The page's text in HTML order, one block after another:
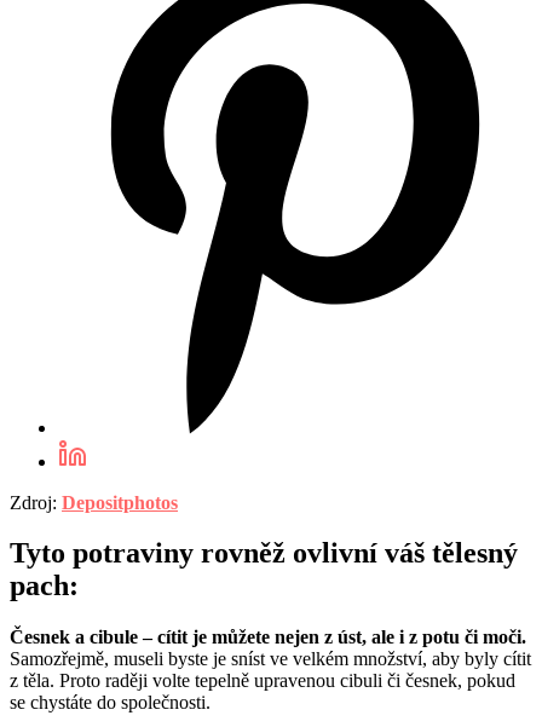
Zdroj: Depositphotos
Tyto potraviny rovněž ovlivní váš tělesný
pach:
Česnek a cibule – cítit je můžete nejen z úst, ale i z potu či moči.
Samozřejmě, museli byste je sníst ve velkém množství, aby byly cítit
z těla. Proto raději volte tepelně upravenou cibuli či česnek, pokud
se chystáte do společnosti.